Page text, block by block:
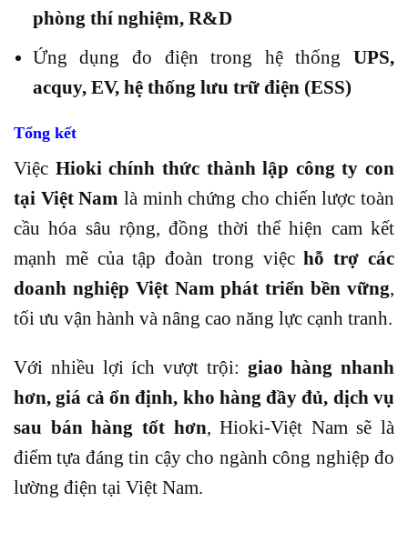
phòng thí nghiệm, R&D
Ứng dụng đo điện trong hệ thống UPS,
acquy, EV, hệ thống lưu trữ điện (ESS)
Tổng kết
Việc Hioki chính thức thành lập công ty con
tại Việt Nam là minh chứng cho chiến lược toàn
cầu hóa sâu rộng, đồng thời thể hiện cam kết
mạnh mẽ của tập đoàn trong việchỗ trợ các
doanh nghiệp Việt Nam phát triển bền vững,
tối ưu vận hành và nâng cao năng lực cạnh tranh.
Với nhiều lợi ích vượt trội: giao hàng nhanh
hơn, giá cả ổn định, kho hàng đầy đủ, dịch vụ
sau bán hàng tốt hơn, Hioki-Việt Nam sẽ là
điểm tựa đáng tin cậy cho ngành công nghiệp đo
lường điện tại Việt Nam.